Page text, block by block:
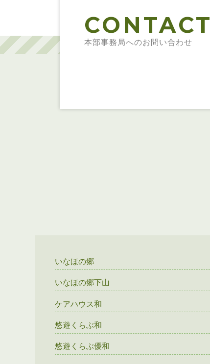
CONTACT
本部事務局へのお問い合わせ
いなほの郷
いなほの郷下山
ケアハウス和
悠遊くらぶ和
悠遊くらぶ優和